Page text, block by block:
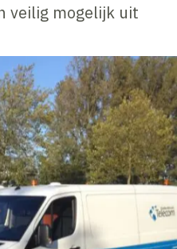
veilig mogelijk uit